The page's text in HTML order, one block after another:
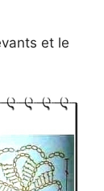
et le